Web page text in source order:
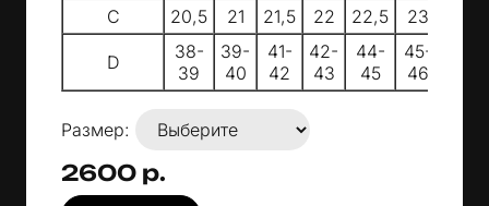
C
20,5 21 21,5 22 22,5 23
D
38-
39
39-
40
41-
42
42-
43
44-
45
45-
46
Размер:
2600 р.